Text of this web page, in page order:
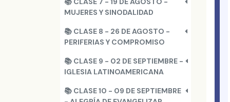
MUJERES Y SINODALIDAD
📚 CLASE 8 - 26 DE AGOSTO -
PERIFERIAS Y COMPROMISO
📚 CLASE 9 - 02 DE SEPTIEMBRE -
IGLESIA LATINOAMERICANA
📚 CLASE 10 - 09 DE SEPTIEMBRE